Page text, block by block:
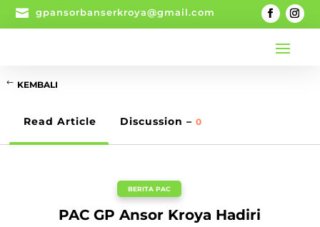
 gpansorbanserkroya@gmail.com
KEMBALI
Read Article Discussion – 0
BERITA PAC
PAC GP Ansor Kroya Hadiri